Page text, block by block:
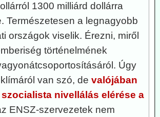
1300 milliárd dollárra
Természetesen a legnagyobb
országok viselik. Érezni, miről
történelmének
Úgy
van szó, de valójában
nivellálás elérése a
ENSZ-szervezetek nem